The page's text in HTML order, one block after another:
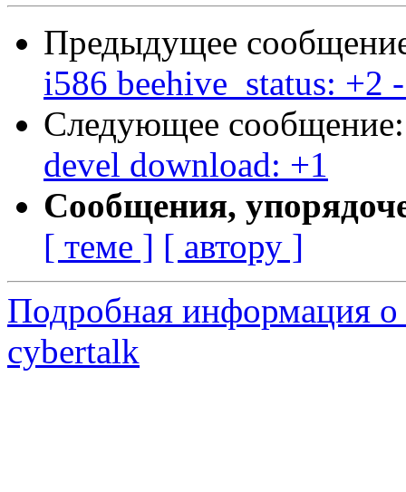
Предыдущее
i586 beehive_status: +2
Следующее
devel download: +1
Сообщения,
[ теме ] [ автору ]
Подробная информация о
cybertalk